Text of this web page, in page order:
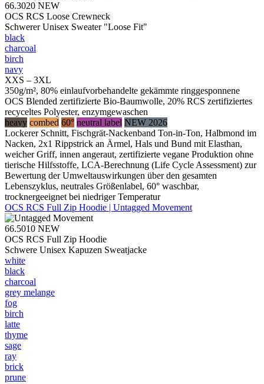
66.3020 NEW
OCS RCS Loose Crewneck
Schwerer Unisex Sweater "Loose Fit"
black
charcoal
birch
navy
XXS – 3XL
350g/m², 80% einlaufvorbehandelte gekämmte ringgesponnene
OCS Blended zertifizierte Bio-Baumwolle, 20% RCS zertifiziertes
recyceltes Polyester, enzymgewaschen
heavy combed 60° neutral label NEW 2026
Lockerer Schnitt, Fischgrät-Nackenband Ton-in-Ton, Halbmond im
Nacken, 2x1 Rippstrick an Ärmel, Hals und Bund mit Elasthan,
weicher Griff, innen angeraut, zertifizierte vegane Produktion ohne
tierische Hilfsstoffe, LCA-Berechnung (Life Cycle Assessment) zur
Bewertung der Umweltauswirkungen über den gesamten
Lebenszyklus, neutrales Größenlabel, 60° waschbar,
trocknergeeignet bei niedriger Temperatur
OCS RCS Full Zip Hoodie | Untagged Movement
66.5010 NEW
OCS RCS Full Zip Hoodie
Schwere Unisex Kapuzen Sweatjacke
white
black
charcoal
grey melange
fog
birch
latte
thyme
sage
ray
brick
prune